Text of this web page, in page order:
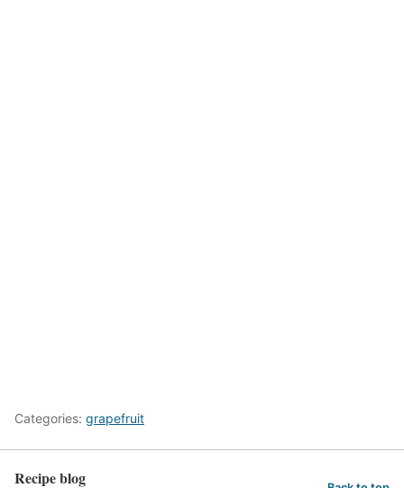
Categories: grapefruit
Recipe blog